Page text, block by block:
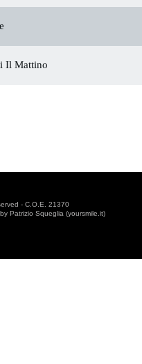
Il Mattino
- C.O.E. 21370
Patrizio Squeglia (yoursmile.it)